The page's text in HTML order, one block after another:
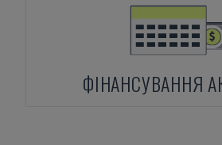
ФІНАНСУВАННЯ